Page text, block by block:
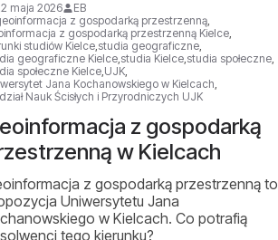
maja 2026
EB
z gospodarką przestrzenną,
z gospodarką przestrzenną Kielce,
studiów Kielce,studia geograficzne,
geograficzne Kielce,studia Kielce,studia społeczne,
społeczne Kielce,UJK,
Jana Kochanowskiego w Kielcach,
Nauk Ścisłych i Przyrodniczych UJK
z gospodarką
w Kielcach
z gospodarką przestrzenną to
Uniwersytetu Jana
w Kielcach. Co potrafią
tego kierunku?